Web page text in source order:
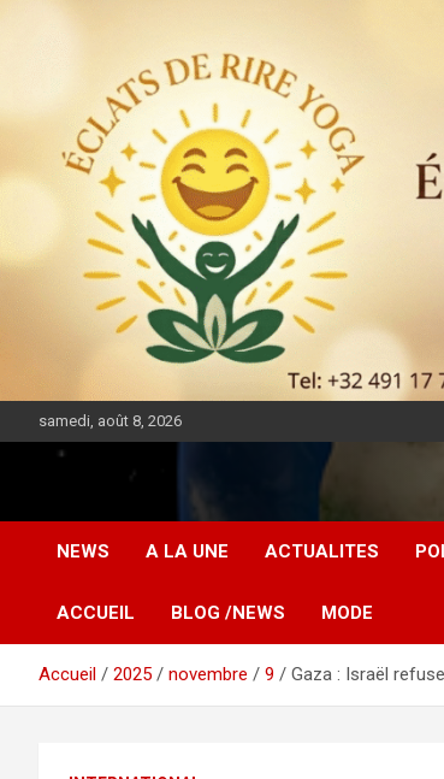
samedi, août 8, 2026
DIASPORA PULSE
NEWS A LA UNE ACTUALITES
ACCUEIL BLOG /NEWS MODE
Accueil 2025 novembre 9 Gaza : Israël